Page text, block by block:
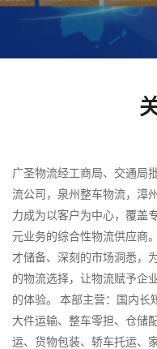
广圣物流经工商局、交通局
流公司，泉州整车物流，漳
力成为以客户为中心，覆盖
元业务的综合性物流供应商
才储备、深刻的市场洞悉，
的物流选择，让物流赋予企
的体验。 本部主营：国内长
大件运输、整车零担、仓储
运、货物包装、轿车托运、